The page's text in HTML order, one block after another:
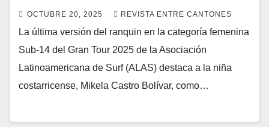
OCTUBRE 20, 2025 REVISTA ENTRE CANTONES
La última versión del ranquin en la categoría femenina
Sub-14 del Gran Tour 2025 de la Asociación
Latinoamericana de Surf (ALAS) destaca a la niña
costarricense, Mikela Castro Bolívar, como…